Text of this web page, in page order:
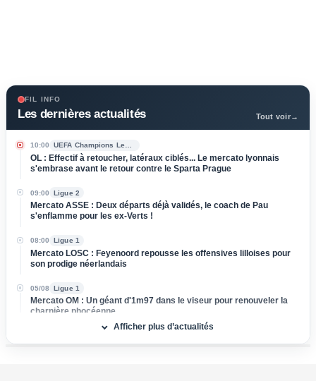
FIL INFO
Les dernières actualités Tout voir→
10:00 UEFA Champions League
OL : Effectif à retoucher, latéraux ciblés... Le mercato lyonnais
s'embrase avant le retour contre le Sparta Prague
09:00 Ligue 2
Mercato ASSE : Deux départs déjà validés, le coach de Pau
s'enflamme pour les ex-Verts !
08:00 Ligue 1
Mercato LOSC : Feyenoord repousse les offensives lilloises pour
son prodige néerlandais
05/08 Ligue 1
Mercato OM : Un géant d'1m97 dans le viseur pour renouveler la
charnière phocéenne
Afficher plus d’actualités